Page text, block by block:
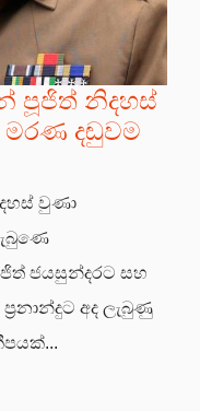
පූජිත් නිදහස්
මරණ දඬුවම
වුණා
ජයසුන්දරට සහ
අද ලැබුණු